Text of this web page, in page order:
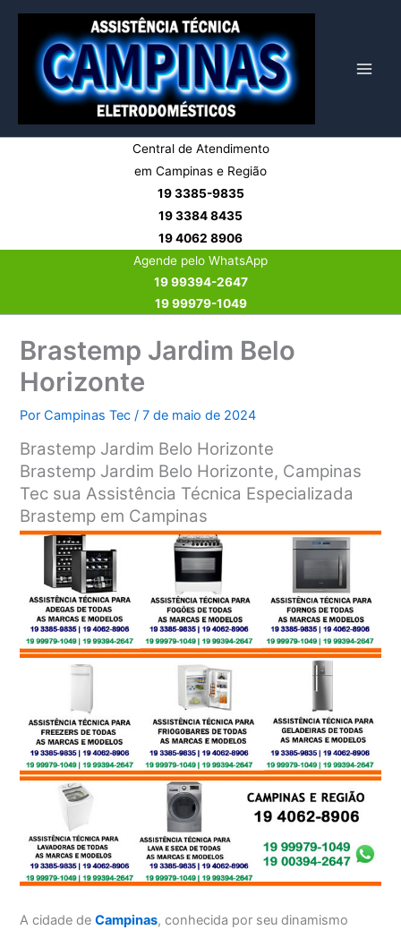
conteúdo
Central de Atendimento
em Campinas e Região
19 3385-9835
19 3384 8435
19 4062 8906
Agende pelo WhatsApp
19 99394-2647
19 99979-1049
Brastemp Jardim Belo
Horizonte
PorCampinas Tec/7 de maio de 2024
Brastemp Jardim Belo Horizonte
Brastemp Jardim Belo Horizonte, Campinas
Tec sua Assistência Técnica Especializada
Brastemp em Campinas
A cidade deCampinas, conhecida por seu dinamismo